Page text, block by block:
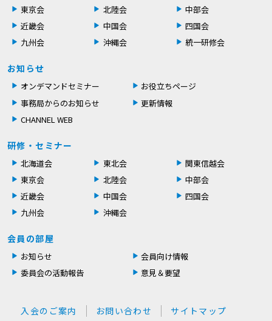
東京会
北陸会
中部会
近畿会
中国会
四国会
九州会
沖縄会 統一研修会
お知らせ
オンデマンドセミナー
お役立ちページ
事務局からのお知らせ
更新情報
CHANNEL WEB
研修・セミナー
北海道会 東北会
関東信越会
東京会
北陸会
中部会
近畿会
中国会
四国会
九州会
沖縄会
会員の部屋
お知らせ
会員向け情報
委員会の活動報告
意見＆要望
入会のご案内 お問い合わせ サイトマップ